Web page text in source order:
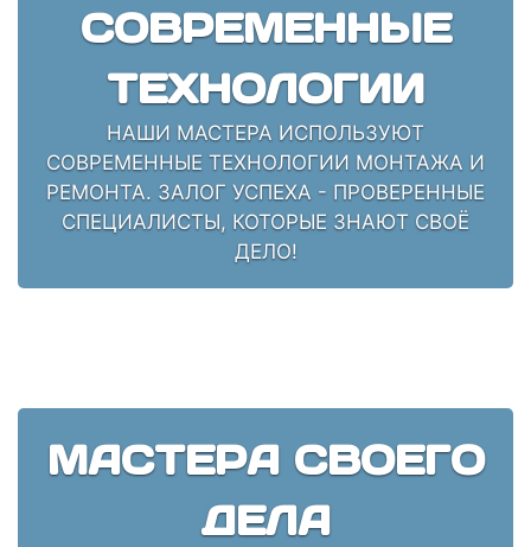
СОВРЕМЕННЫЕ
ТЕХНОЛОГИИ
НАШИ МАСТЕРА ИСПОЛЬЗУЮТ
СОВРЕМЕННЫЕ ТЕХНОЛОГИИ МОНТАЖА И
РЕМОНТА. ЗАЛОГ УСПЕХА - ПРОВЕРЕННЫЕ
СПЕЦИАЛИСТЫ, КОТОРЫЕ ЗНАЮТ СВОЁ
ДЕЛО!
МАСТЕРА СВОЕГО
ДЕЛА